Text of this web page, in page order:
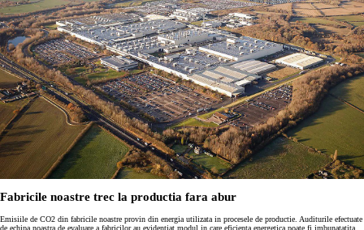
Fabricile noastre trec la productia fara abur
Emisiile de CO2 din fabricile noastre provin din energia utilizata in procesele de productie. Auditurile efectuate
de echipa noastra de evaluare a fabricilor au evidentiat modul in care eficienta energetica poate fi imbunatatita